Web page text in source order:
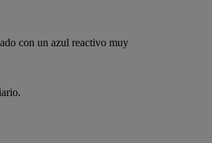
con un azul reactivo muy